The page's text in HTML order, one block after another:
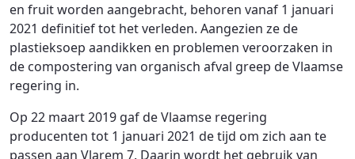
en fruit worden aangebracht, behoren vanaf 1 januari
2021 definitief tot het verleden. Aangezien ze de
plastieksoep aandikken en problemen veroorzaken in
de compostering van organisch afval greep de Vlaamse
regering in.
Op 22 maart 2019 gaf de Vlaamse regering
producenten tot 1 januari 2021 de tijd om zich aan te
passen aan Vlarem 7. Daarin wordt het gebruik van